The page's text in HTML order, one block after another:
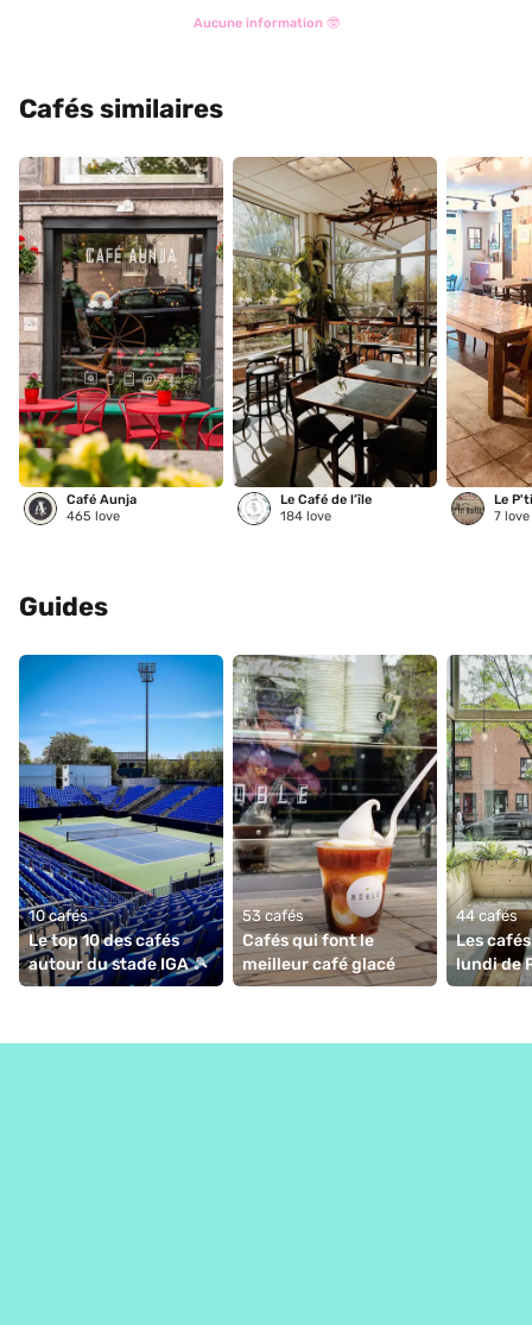
Aucune information 🤓
Cafés similaires
Café Aunja
465 love
Le Café de l’île
184 love
Le
7 love
Guides
10 cafés
Le top 10 des cafés
autour du stade IGA 🎾
53 cafés
Cafés qui font le
meilleur café glacé
44 cafés
Les
lundi de